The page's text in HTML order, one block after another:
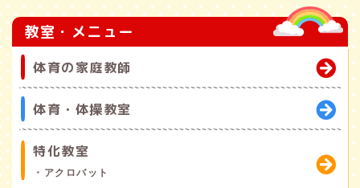
教室・メニュー
体育の家庭教師
体育・体操教室
特化教室
・アクロバット